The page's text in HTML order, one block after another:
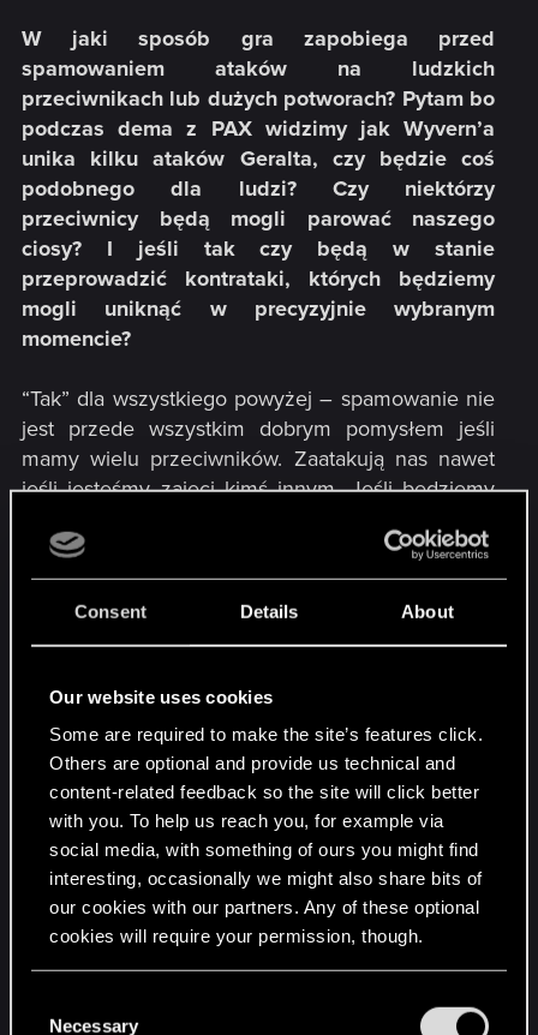
Consent Details About
Our website uses cookies
Some are required to make the site’s features click.
Others are optional and provide us technical and
content-related feedback so the site will click better
with you. To help us reach you, for example via
social media, with something of ours you might find
interesting, occasionally we might also share bits of
our cookies with our partners. Any of these optional
cookies will require your permission, though.
and tweak your preferences regarding them in the
Necessary
W jaki sposób gra zapobiega przed
spamowaniem ataków na ludzkich
przeciwnikach lub dużych potworach? Pytam bo
podczas dema z PAX widzimy jak Wyvern’a
unika kilku ataków Geralta, czy będzie coś
podobnego dla ludzi? Czy niektórzy
przeciwnicy będą mogli parować naszego
ciosy? I jeśli tak czy będą w stanie
przeprowadzić kontrataki, których będziemy
mogli uniknąć w precyzyjnie wybranym
momencie?
“Tak” dla wszystkiego powyżej – spamowanie nie
jest przede wszystkim dobrym pomysłem jeśli
mamy wielu przeciwników. Zaatakują nas nawet
jeśli jesteśmy zajęci kimś innym. Jeśli będziemy
skończy się to kilkoma atakami w powietrze, co
nie tylko wygląda głupio ale daje tez wrogom czas
na zaatakowanie nas. Ludzie mają również tarcze
a to oznacza, że musimy znaleźć sposób by je
robić uniki lub się osłaniać więc jeśli mu jej
zabraknie(pasek, który pokazuje jej poziom
znajduje się nad nim) można go wtedy
zaatakować i nie będzie w stanie zrobić uniku. Inni
przeciwnicy na przykład ogłuszają nas nieco
podczas bloku. Przychodzi mi do głowy lodowy
gigant, z którym ostatnio walczyłem. Trochę mnie
poniosło, wyprowadziłem cios i zablokował mnie
– przez chwilę byłem ogłuszony, za czym
poszedł specjalny efekt na ekranie. Wtedy właśnie